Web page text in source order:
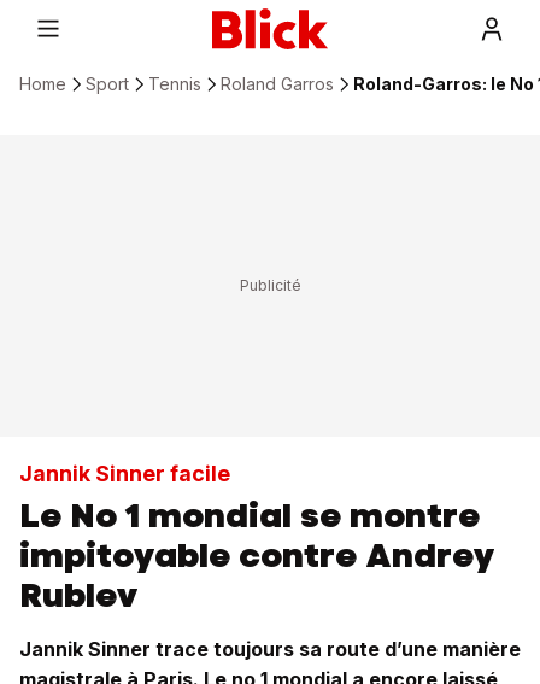
Home Sport Tennis Roland Garros Roland-Garros: le
Jannik Sinner facile
Le No 1 mondial se montre
impitoyable contre Andrey
Rublev
Jannik Sinner trace toujours sa route d’une manière
magistrale à Paris. Le no 1 mondial a encore laissé